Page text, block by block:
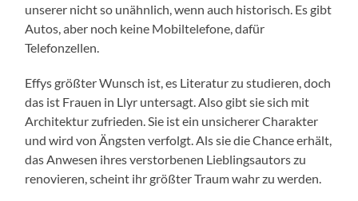
unserer nicht so unähnlich, wenn auch historisch. Es gibt
Autos, aber noch keine Mobiltelefone, dafür
Telefonzellen.
Effys größter Wunsch ist, es Literatur zu studieren, doch
das ist Frauen in Llyr untersagt. Also gibt sie sich mit
Architektur zufrieden. Sie ist ein unsicherer Charakter
und wird von Ängsten verfolgt. Als sie die Chance erhält,
das Anwesen ihres verstorbenen Lieblingsautors zu
renovieren, scheint ihr größter Traum wahr zu werden.